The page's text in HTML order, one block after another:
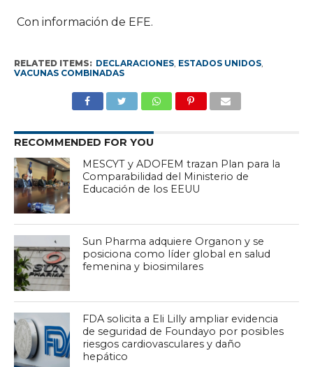
Con información de EFE.
RELATED ITEMS: DECLARACIONES, ESTADOS UNIDOS,
VACUNAS COMBINADAS
RECOMMENDED FOR YOU
MESCYT y ADOFEM trazan Plan para la
Comparabilidad del Ministerio de
Educación de los EEUU
Sun Pharma adquiere Organon y se
posiciona como líder global en salud
femenina y biosimilares
FDA solicita a Eli Lilly ampliar evidencia
de seguridad de Foundayo por posibles
riesgos cardiovasculares y daño
hepático